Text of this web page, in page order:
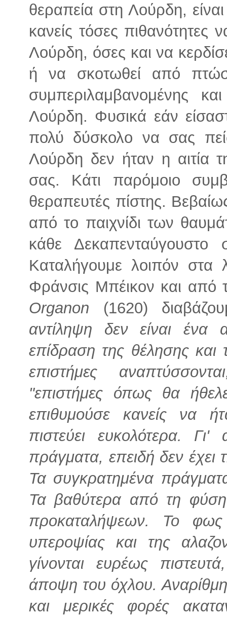
θεραπεία στη Λούρδη,
κανείς τόσες πιθανότητες
Λούρδη, όσες και να
ή να σκοτωθεί από
συμπεριλαμβανομένης
Λούρδη. Φυσικά εάν
πολύ δύσκολο να σας
Λούρδη δεν ήταν η αιτία
σας. Κάτι παρόμοιο
θεραπευτές πίστης.
από το παιχνίδι των
κάθε
Καταλήγουμε λοιπόν στα
Φράνσις Μπέικον και από
Organon (1620)
αντίληψη δεν είναι
επίδραση της θέλησης
επιστήμες
"επιστήμες όπως θα
επιθυμούσε κανείς να
πιστεύει ευκολότερα.
πράγματα, επειδή δεν έχει
Τα συγκρατημένα
Τα βαθύτερα από τη φύση
προκαταλήψεων. Το φως
υπεροψίας και της
γίνονται ευρέως
άποψη του όχλου.
και μερικές φορές